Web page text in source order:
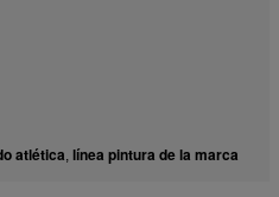
atlética, línea pintura de la marca